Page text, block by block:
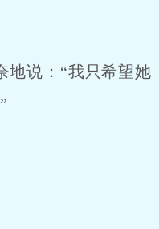
说：“我只希望她